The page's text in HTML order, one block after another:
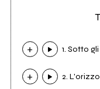
1. Sotto
2.